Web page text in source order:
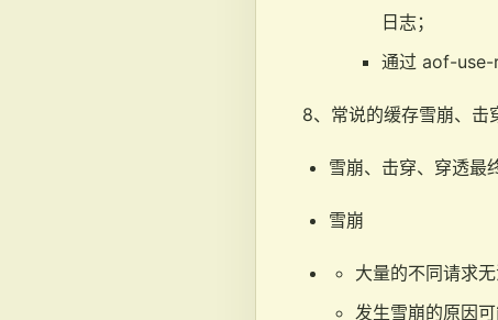
日志；
通过 aof-use-
8、常说的缓存雪崩、击
雪崩、击穿、穿透最
雪崩
大量的不同请求
发生雪崩的原因